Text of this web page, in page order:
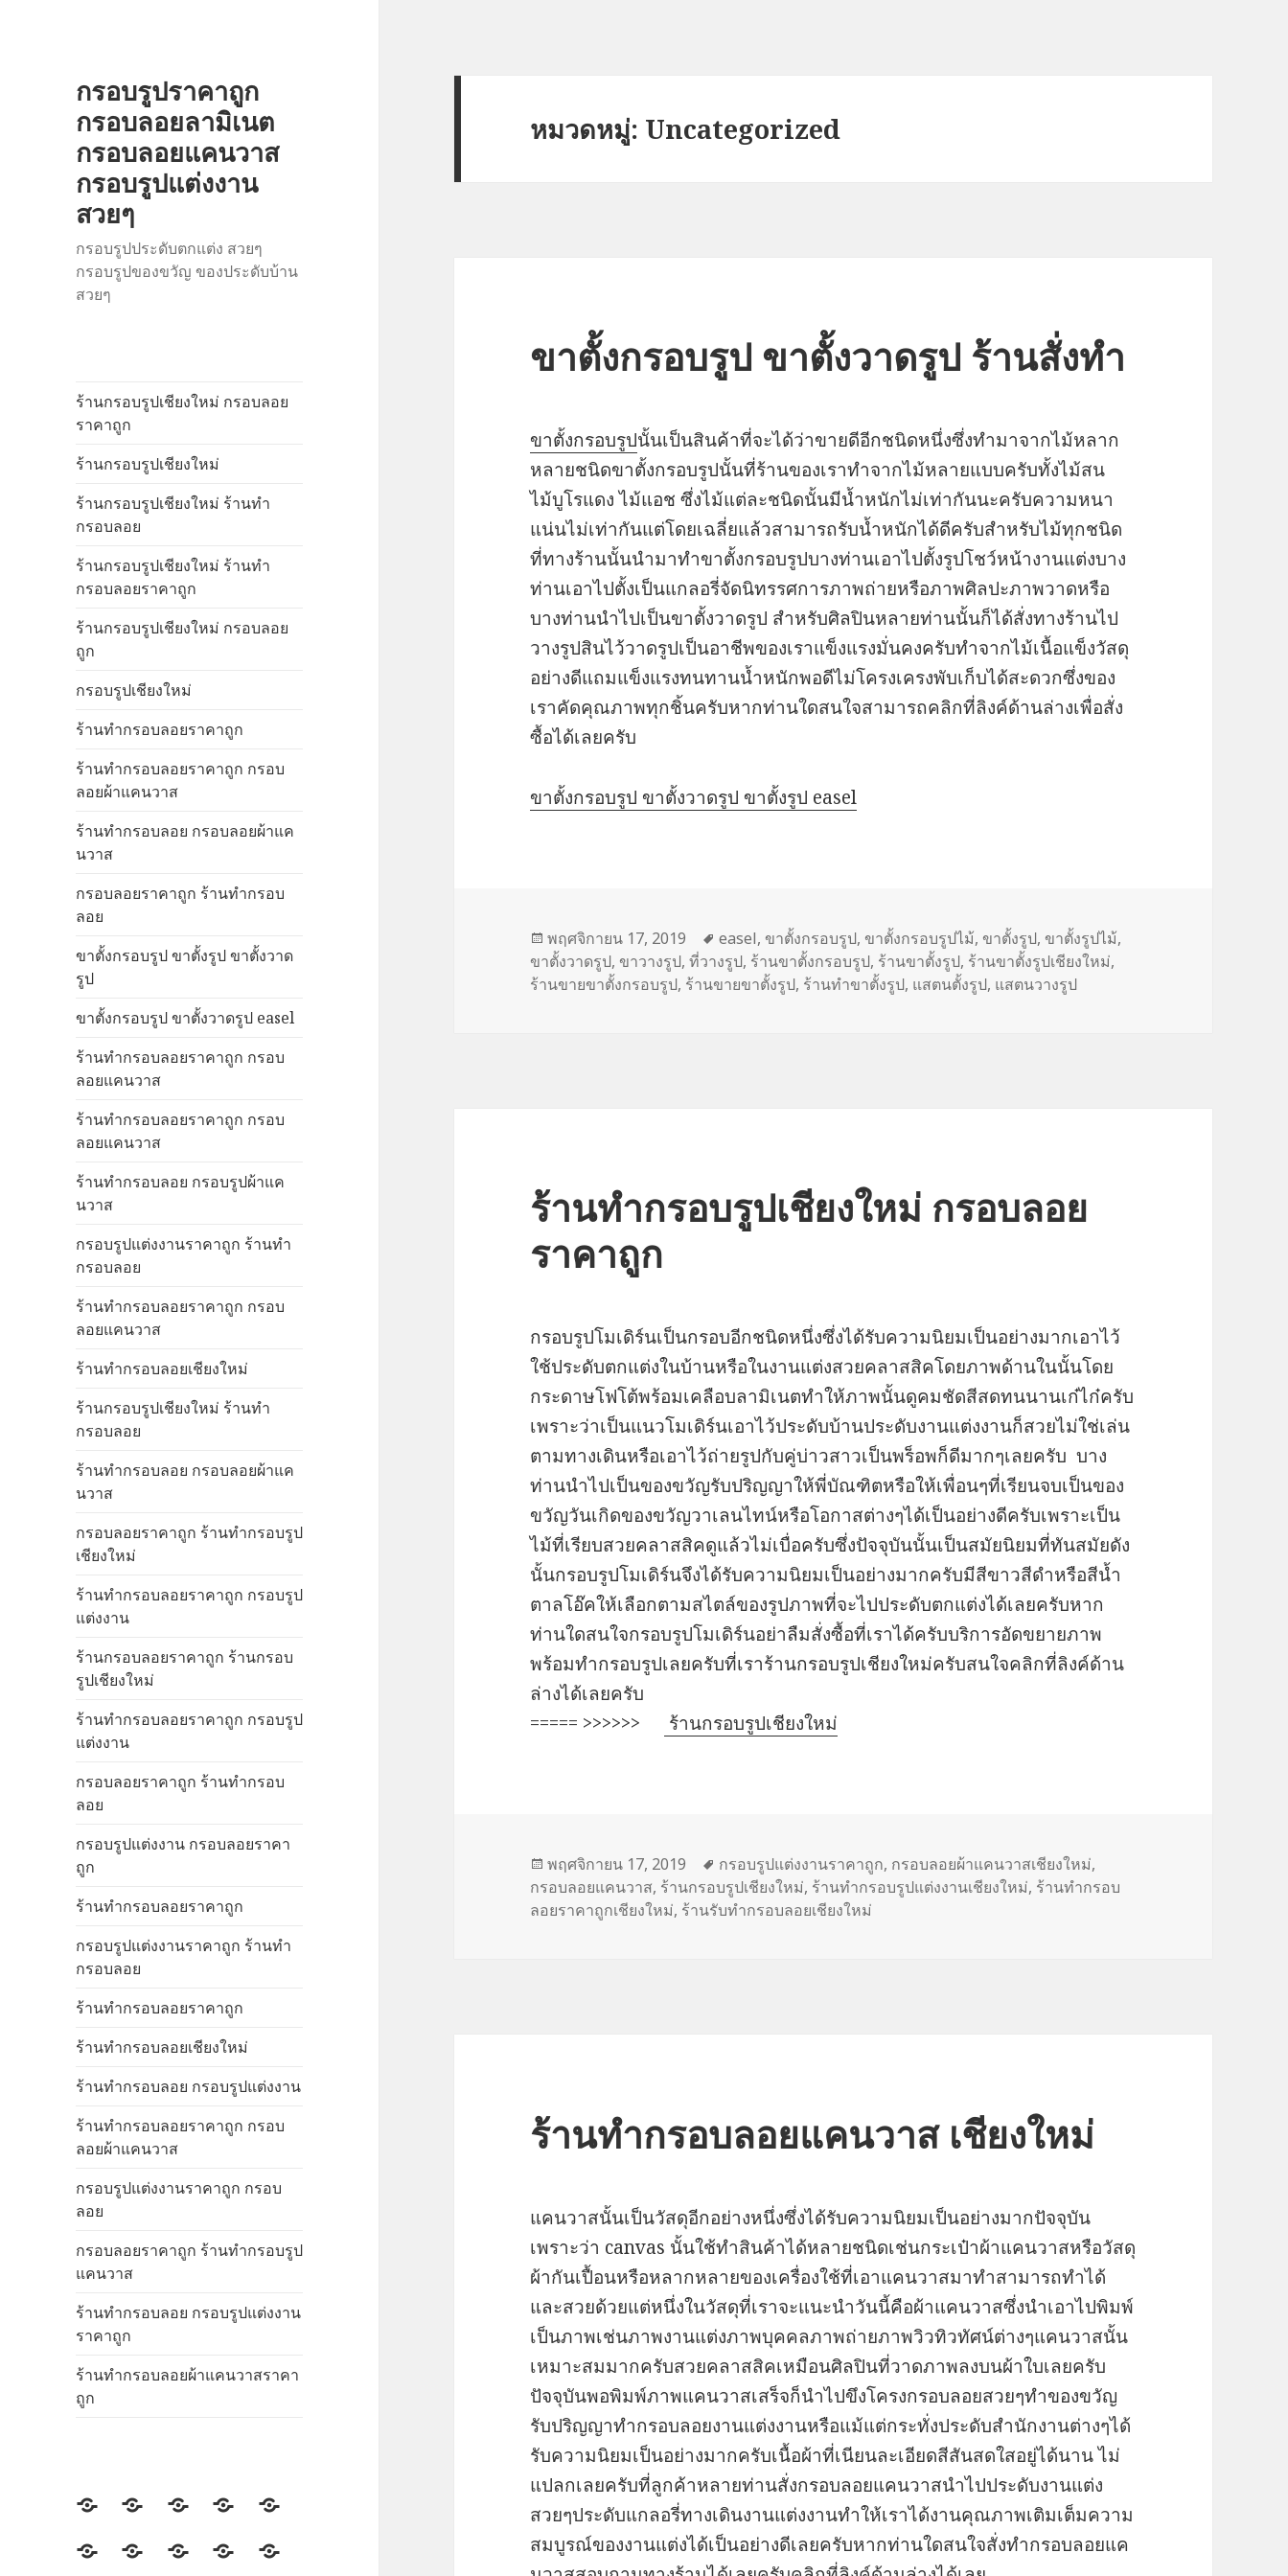
กรอบรูปราคาถูก
กรอบลอยลามิเนต
กรอบลอยแคนวาส
กรอบรูปแต่งงาน
สวยๆ
กรอบรูปประดับตกแต่ง สวยๆ
กรอบรูปของขวัญ ของประดับบ้าน
สวยๆ
ร้านกรอบรูปเชียงใหม่ กรอบลอย
ราคาถูก
ร้านกรอบรูปเชียงใหม่
ร้านกรอบรูปเชียงใหม่ ร้านทำ
กรอบลอย
ร้านกรอบรูปเชียงใหม่ ร้านทำ
กรอบลอยราคาถูก
ร้านกรอบรูปเชียงใหม่ กรอบลอย
ถูก
กรอบรูปเชียงใหม่
ร้านทำกรอบลอยราคาถูก
ร้านทำกรอบลอยราคาถูก กรอบ
ลอยผ้าแคนวาส
ร้านทำกรอบลอย กรอบลอยผ้าแค
นวาส
กรอบลอยราคาถูก ร้านทำกรอบ
ลอย
ขาตั้งกรอบรูป ขาตั้งรูป ขาตั้งวาด
รูป
ขาตั้งกรอบรูป ขาตั้งวาดรูป easel
ร้านทำกรอบลอยราคาถูก กรอบ
ลอยแคนวาส
ร้านทำกรอบลอยราคาถูก กรอบ
ลอยแคนวาส
ร้านทำกรอบลอย กรอบรูปผ้าแค
นวาส
กรอบรูปแต่งงานราคาถูก ร้านทำ
กรอบลอย
ร้านทำกรอบลอยราคาถูก กรอบ
ลอยแคนวาส
ร้านทำกรอบลอยเชียงใหม่
ร้านกรอบรูปเชียงใหม่ ร้านทำ
กรอบลอย
ร้านทำกรอบลอย กรอบลอยผ้าแค
นวาส
กรอบลอยราคาถูก ร้านทำกรอบรูป
เชียงใหม่
ร้านทำกรอบลอยราคาถูก กรอบรูป
แต่งงาน
ร้านกรอบลอยราคาถูก ร้านกรอบ
รูปเชียงใหม่
ร้านทำกรอบลอยราคาถูก กรอบรูป
แต่งงาน
กรอบลอยราคาถูก ร้านทำกรอบ
ลอย
กรอบรูปแต่งงาน กรอบลอยราคา
ถูก
ร้านทำกรอบลอยราคาถูก
กรอบรูปแต่งงานราคาถูก ร้านทำ
กรอบลอย
ร้านทำกรอบลอยราคาถูก
ร้านทำกรอบลอยเชียงใหม่
ร้านทำกรอบลอย กรอบรูปแต่งงาน
ร้านทำกรอบลอยราคาถูก กรอบ
ลอยผ้าแคนวาส
กรอบรูปแต่งงานราคาถูก กรอบ
ลอย
กรอบลอยราคาถูก ร้านทำกรอบรูป
แคนวาส
ร้านทำกรอบลอย กรอบรูปแต่งงาน
ราคาถูก
ร้านทำกรอบลอยผ้าแคนวาสราคา
ถูก
ร้าน
กรอบ
ร้าน
กรอบ
ร้าน
กรอบ
ร้าน
กรอบ
ร้าน
กรอบ
กรอบ
ร้าน
ร้าน
ร้าน
กรอบ
หมวดหมู่: Uncategorized
ขาตั้งกรอบรูป ขาตั้งวาดรูป ร้านสั่งทำ
ขาตั้งกรอบรูปนั้นเป็นสินค้าที่จะได้ว่าขายดีอีกชนิดหนึ่งซึ่งทำมาจากไม้หลาก
หลายชนิดขาตั้งกรอบรูปนั้นที่ร้านของเราทำจากไม้หลายแบบครับทั้งไม้สน
ไม้บูโรแดง ไม้แอช ซึ่งไม้แต่ละชนิดนั้นมีน้ำหนักไม่เท่ากันนะครับความหนา
แน่นไม่เท่ากันแต่โดยเฉลี่ยแล้วสามารถรับน้ำหนักได้ดีครับสำหรับไม้ทุกชนิด
ที่ทางร้านนั้นนำมาทำขาตั้งกรอบรูปบางท่านเอาไปตั้งรูปโชว์หน้างานแต่งบาง
ท่านเอาไปตั้งเป็นแกลอรี่จัดนิทรรศการภาพถ่ายหรือภาพศิลปะภาพวาดหรือ
บางท่านนำไปเป็นขาตั้งวาดรูป สำหรับศิลปินหลายท่านนั้นก็ได้สั่งทางร้านไป
วางรูปสินไว้วาดรูปเป็นอาชีพของเราแข็งแรงมั่นคงครับทำจากไม้เนื้อแข็งวัสดุ
อย่างดีแถมแข็งแรงทนทานน้ำหนักพอดีไม่โครงเครงพับเก็บได้สะดวกซึ่งของ
เราคัดคุณภาพทุกชิ้นครับหากท่านใดสนใจสามารถคลิกที่ลิงค์ด้านล่างเพื่อสั่ง
ซื้อได้เลยครับ
ขาตั้งกรอบรูป ขาตั้งวาดรูป ขาตั้งรูป easel
เขียน
เมื่อ
พฤศจิกายน 17, 2019
ป้าย
กำกับ
easel, ขาตั้งกรอบรูป, ขาตั้งกรอบรูปไม้, ขาตั้งรูป, ขาตั้งรูปไม้,
ขาตั้งวาดรูป, ขาวางรูป,ที่วางรูป, ร้านขาตั้งกรอบรูป, ร้านขาตั้งรูป, ร้านขาตั้งรูปเชียงใหม่,
ร้านขายขาตั้งกรอบรูป, ร้านขายขาตั้งรูป, ร้านทำขาตั้งรูป, แสตนตั้งรูป, แสตนวางรูป
ร้านทำกรอบรูปเชียงใหม่ กรอบลอย
ราคาถูก
กรอบรูปโมเดิร์นเป็นกรอบอีกชนิดหนึ่งซึ่งได้รับความนิยมเป็นอย่างมากเอาไว้
ใช้ประดับตกแต่งในบ้านหรือในงานแต่งสวยคลาสสิคโดยภาพด้านในนั้นโดย
กระดาษโฟโต้พร้อมเคลือบลามิเนตทำให้ภาพนั้นดูคมชัดสีสดทนนานเก๋ไก๋ครับ
เพราะว่าเป็นแนวโมเดิร์นเอาไว้ประดับบ้านประดับงานแต่งงานก็สวยไม่ใช่เล่น
ตามทางเดินหรือเอาไว้ถ่ายรูปกับคู่บ่าวสาวเป็นพร็อพก็ดีมากๆเลยครับ บาง
ท่านนำไปเป็นของขวัญรับปริญญาให้พี่บัณฑิตหรือให้เพื่อนๆที่เรียนจบเป็นของ
ขวัญวันเกิดของขวัญวาเลนไทน์หรือโอกาสต่างๆได้เป็นอย่างดีครับเพราะเป็น
ไม้ที่เรียบสวยคลาสสิคดูแล้วไม่เบื่อครับซึ่งปัจจุบันนั้นเป็นสมัยนิยมที่ทันสมัยดัง
นั้นกรอบรูปโมเดิร์นจึงได้รับความนิยมเป็นอย่างมากครับมีสีขาวสีดำหรือสีน้ำ
ตาลโอ๊คให้เลือกตามสไตล์ของรูปภาพที่จะไปประดับตกแต่งได้เลยครับหาก
ท่านใดสนใจกรอบรูปโมเดิร์นอย่าลืมสั่งซื้อที่เราได้ครับบริการอัดขยายภาพ
พร้อมทำกรอบรูปเลยครับที่เราร้านกรอบรูปเชียงใหม่ครับสนใจคลิกที่ลิงค์ด้าน
ล่างได้เลยครับ
===== >>>>>>
ร้านกรอบรูปเชียงใหม่
เขียน
เมื่อ
พฤศจิกายน 17, 2019
ป้าย
กำกับ
กรอบรูปแต่งงานราคาถูก, กรอบลอยผ้าแคนวาสเชียงใหม่,
กรอบลอยแคนวาส, ร้านกรอบรูปเชียงใหม่, ร้านทำกรอบรูปแต่งงานเชียงใหม่, ร้านทำกรอบ
ลอยราคาถูกเชียงใหม่, ร้านรับทำกรอบลอยเชียงใหม่
ร้านทำกรอบลอยแคนวาส เชียงใหม่
แคนวาสนั้นเป็นวัสดุอีกอย่างหนึ่งซึ่งได้รับความนิยมเป็นอย่างมากปัจจุบัน
เพราะว่า canvas นั้นใช้ทำสินค้าได้หลายชนิดเช่นกระเป๋าผ้าแคนวาสหรือวัสดุ
ผ้ากันเปื้อนหรือหลากหลายของเครื่องใช้ที่เอาแคนวาสมาทำสามารถทำได้
และสวยด้วยแต่หนึ่งในวัสดุที่เราจะแนะนำวันนี้คือผ้าแคนวาสซึ่งนำเอาไปพิมพ์
เป็นภาพเช่นภาพงานแต่งภาพบุคคลภาพถ่ายภาพวิวทิวทัศน์ต่างๆแคนวาสนั้น
เหมาะสมมากครับสวยคลาสสิคเหมือนศิลปินที่วาดภาพลงบนผ้าใบเลยครับ
ปัจจุบันพอพิมพ์ภาพแคนวาสเสร็จก็นำไปขึงโครงกรอบลอยสวยๆทำของขวัญ
รับปริญญาทํากรอบลอยงานแต่งงานหรือแม้แต่กระทั่งประดับสำนักงานต่างๆได้
รับความนิยมเป็นอย่างมากครับเนื้อผ้าที่เนียนละเอียดสีสันสดใสอยู่ได้นาน ไม่
แปลกเลยครับที่ลูกค้าหลายท่านสั่งกรอบลอยแคนวาสนำไปประดับงานแต่ง
สวยๆประดับแกลอรี่ทางเดินงานแต่งงานทำให้เราได้งานคุณภาพเติมเต็มความ
สมบูรณ์ของงานแต่งได้เป็นอย่างดีเลยครับหากท่านใดสนใจสั่งทำกรอบลอยแค